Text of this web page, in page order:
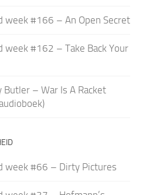
week #166 – An Open Secret
week #162 – Take Back Your
Butler – War Is A Racket
week #66 – Dirty Pictures